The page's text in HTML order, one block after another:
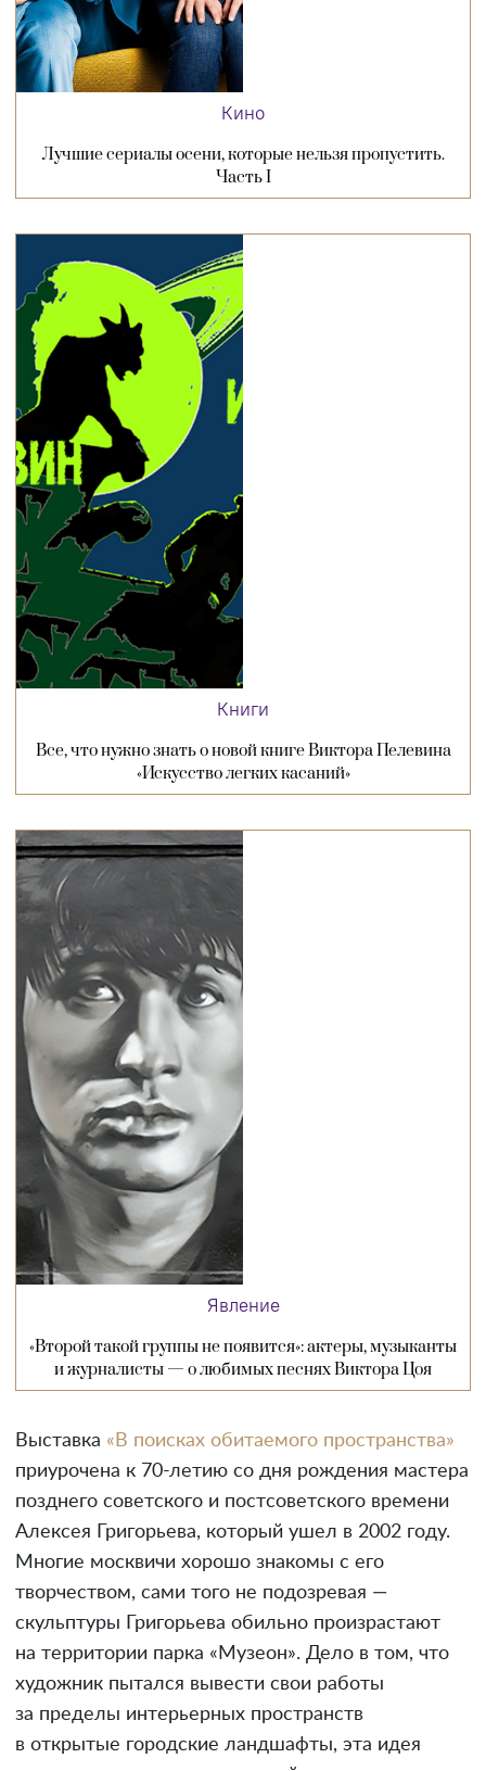
Кино
Лучшие сериалы осени, которые нельзя пропустить.
Часть I
Книги
Все, что нужно знать о новой книге Виктора Пелевина
«Искусство легких касаний»
Явление
«Второй такой группы не появится»: актеры, музыканты
и журналисты — о любимых песнях Виктора Цоя
Выставка «В поисках обитаемого пространства»
приурочена к 70-летию со дня рождения мастера
позднего советского и постсоветского времени
Алексея Григорьева, который ушел в 2002 году.
Многие москвичи хорошо знакомы с его
творчеством, сами того не подозревая —
скульптуры Григорьева обильно произрастают
на территории парка «Музеон». Дело в том, что
художник пытался вывести свои работы
за пределы интерьерных пространств
в открытые городские ландшафты, эта идея